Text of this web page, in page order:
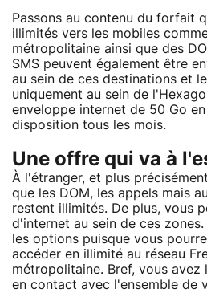
Passons au contenu du forfait
illimités vers les mobiles
métropolitaine ainsi que des
SMS peuvent également être
au sein de ces destinations et
uniquement au sein de
enveloppe internet de 50 Go
disposition tous les mois.
Une offre qui va à
À l'étranger, et plus
que les DOM, les appels mais
restent illimités. De plus, vous
d'internet au sein de ces
les options puisque vous
accéder en illimité au réseau
métropolitaine. Bref, vous avez
en contact avec l'ensemble de